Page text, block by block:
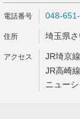
048-
埼玉県
JR埼京
JR高崎
ニュー